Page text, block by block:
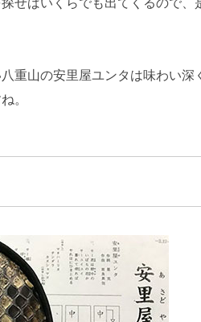
せばいくらでも出てくるので、
重山の安里屋ユンタは味わい深
。